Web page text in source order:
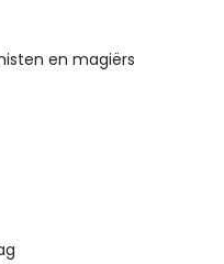
en magiërs